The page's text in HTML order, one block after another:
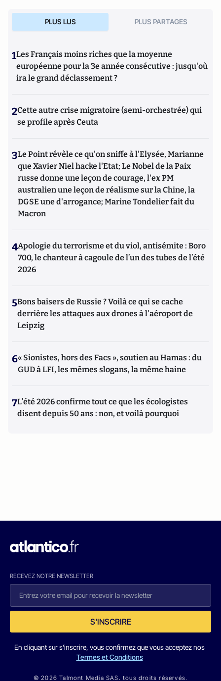
PLUS LUS PLUS PARTAGES
1Les Français moins riches que la moyenne
européenne pour la 3e année consécutive : jusqu'où
ira le grand déclassement ?
2Cette autre crise migratoire (semi-orchestrée) qui
se profile après Ceuta
3Le Point révèle ce qu'on sniffe à l'Elysée, Marianne
que Xavier Niel hacke l'Etat; Le Nobel de la Paix
russe donne une leçon de courage, l'ex PM
australien une leçon de réalisme sur la Chine, la
DGSE une d'arrogance; Marine Tondelier fait du
Macron
4Apologie du terrorisme et du viol, antisémite : Boro
700, le chanteur à cagoule de l’un des tubes de l’été
2026
5Bons baisers de Russie ? Voilà ce qui se cache
derrière les attaques aux drones à l'aéroport de
Leipzig
6« Sionistes, hors des Facs », soutien au Hamas : du
GUD à LFI, les mêmes slogans, la même haine
7L’été 2026 confirme tout ce que les écologistes
disent depuis 50 ans : non, et voilà pourquoi
RECEVEZ NOTRE NEWSLETTER
S'INSCRIRE
En cliquant sur s'inscrire, vous confirmez que vous acceptez nos
Termes et Conditions
© 2026 Talmont Media SAS. tous droits réservés.